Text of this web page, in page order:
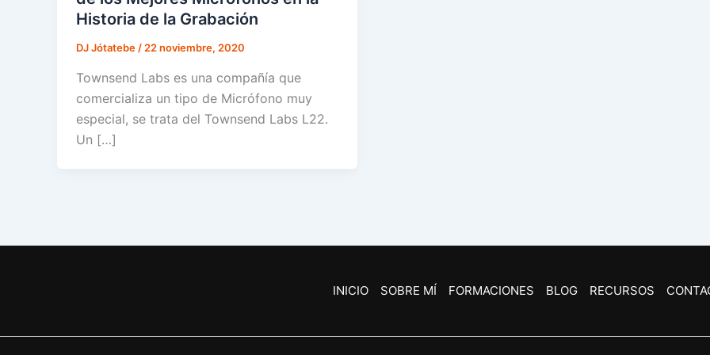
Historia de la Grabación
DJ Jótatebe/22 noviembre, 2020
Townsend Labs es una compañía que
comercializa un tipo de Micrófono muy
especial, se trata del Townsend Labs L22.
Un […]
INICIO SOBRE MÍ FORMACIONES BLOG RECURSOS